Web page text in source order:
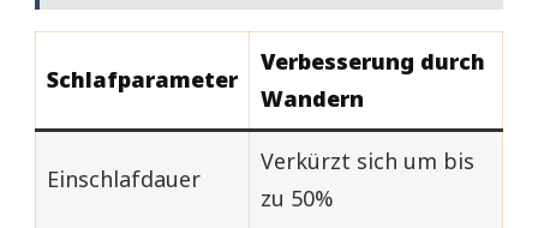
Schlafparameter
Verbesserung durch
Wandern
Einschlafdauer
Verkürzt sich um bis
zu 50%